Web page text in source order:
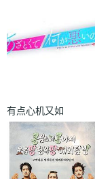
有点心机又如